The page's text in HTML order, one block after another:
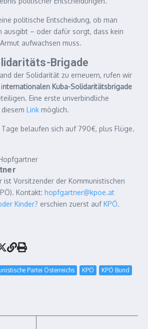
politische Entscheidung, ob man
ausgibt – oder dafür sorgt, dass kein
aufwachsen muss.
Brigade
der Solidarität zu erneuern, rufen wir
nternationalen Kuba-Solidaritätsbrigade
Eine erste unverbindliche
Link möglich.
Tage belaufen sich auf 790€, plus Flüge.
ist Vorsitzender der Kommunistischen
Kontakt: hopfgartner@kpoe.at
Kinder? erschien zuerst aufKPÖ.
Partei Österreichs KPÖ
KPÖ Bund